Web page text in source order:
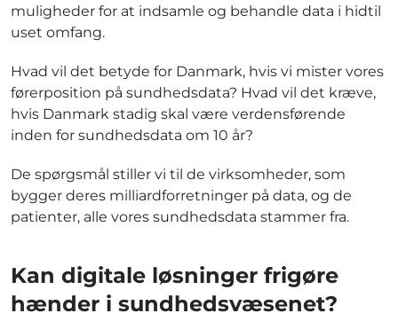
muligheder for at indsamle og behandle data i hidtil
uset omfang.
Hvad vil det betyde for Danmark, hvis vi mister vores
førerposition på sundhedsdata? Hvad vil det kræve,
hvis Danmark stadig skal være verdensførende
inden for sundhedsdata om 10 år?
De spørgsmål stiller vi til de virksomheder, som
bygger deres milliardforretninger på data, og de
patienter, alle vores sundhedsdata stammer fra.
Kan digitale løsninger frigøre
hænder i sundhedsvæsenet?